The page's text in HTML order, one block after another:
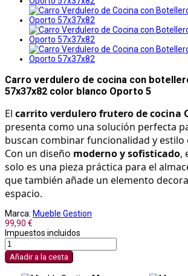
Carro verdulero de cocina con
57x37x82 color blanco Oporto 5
El carrito verdulero frutero de cocina
presenta como una solución perfecta
buscan combinar funcionalidad y estilo
Con un diseño moderno y sofisticado,
solo es una pieza práctica para el
que también añade un elemento
espacio.
Marca: Mueble Gestion
99,90 €
Impuestos incluidos
Añadir a la cesta